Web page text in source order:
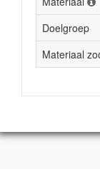
Doelgroep
Materiaal